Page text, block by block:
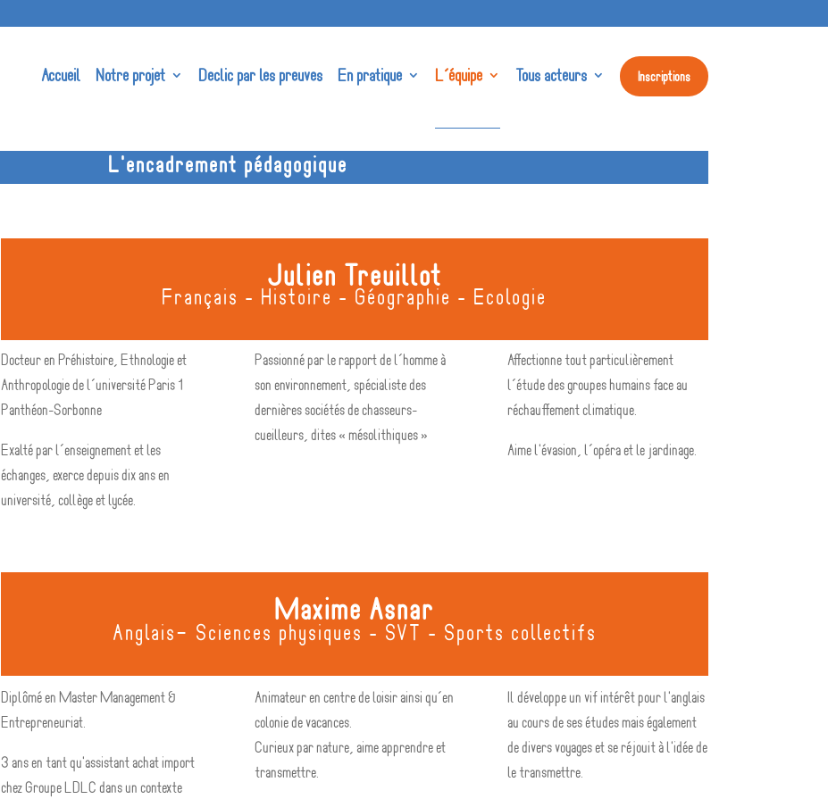
Accueil Notre projet Declic par les preuves En pratique L’équipe Tous acteurs Inscriptions
L'encadrement pédagogique
Julien Treuillot
Français - Histoire - Géographie - Ecologie
Docteur en Préhistoire, Ethnologie et
Anthropologie de l’université Paris 1
Panthéon-Sorbonne
Exalté par l’enseignement et les
échanges, exerce depuis dix ans en
université, collège et lycée.
Passionné par le rapport de l’homme à
son environnement, spécialiste des
dernières sociétés de chasseurs-
cueilleurs, dites « mésolithiques »
Affectionne tout particulièrement
l’étude des groupes humains face au
réchauffement climatique.
Aime l'évasion, l’opéra et le jardinage.
Maxime Asnar
Anglais- Sciences physiques - SVT - Sports collectifs
Diplômé en Master Management &
Entrepreneuriat.
3 ans en tant qu'assistant achat import
chez Groupe LDLC dans un contexte
Animateur en centre de loisir ainsi qu’en
colonie de vacances.
Curieux par nature, aime apprendre et
transmettre.
Il développe un vif intérêt pour l'anglais
au cours de ses études mais également
de divers voyages et se réjouit à l'idée de
le transmettre.